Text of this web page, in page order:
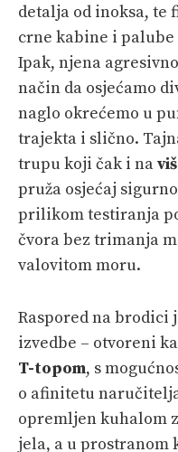
detalja od inoksa,
crne kabine i
Ipak, njena
način da osjećamo
naglo okrećemo u
trajekta i slično.
trupu koji čak i na
pruža osjećaj
prilikom testiranja
čvora bez trimanja
valovitom moru.
Raspored na brodici
izvedbe – otvoreni
T-topom, s
o afinitetu
opremljen kuhalom
jela, a u